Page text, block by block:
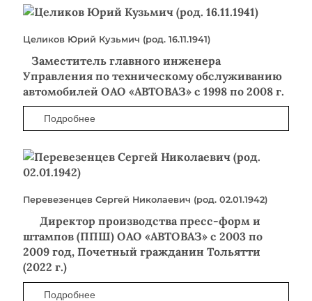
Целиков Юрий Кузьмич (род. 16.11.1941)
Заместитель главного инженера
Управления по техническому обслуживанию
автомобилей ОАО «АВТОВАЗ» с 1998 по 2008 г.
Подробнее
Перевезенцев Сергей Николаевич (род. 02.01.1942)
Директор производства пресс-форм и
штампов (ППШ) ОАО «АВТОВАЗ» с 2003 по
2009 год, Почетный гражданин Тольятти
(2022 г.)
Подробнее